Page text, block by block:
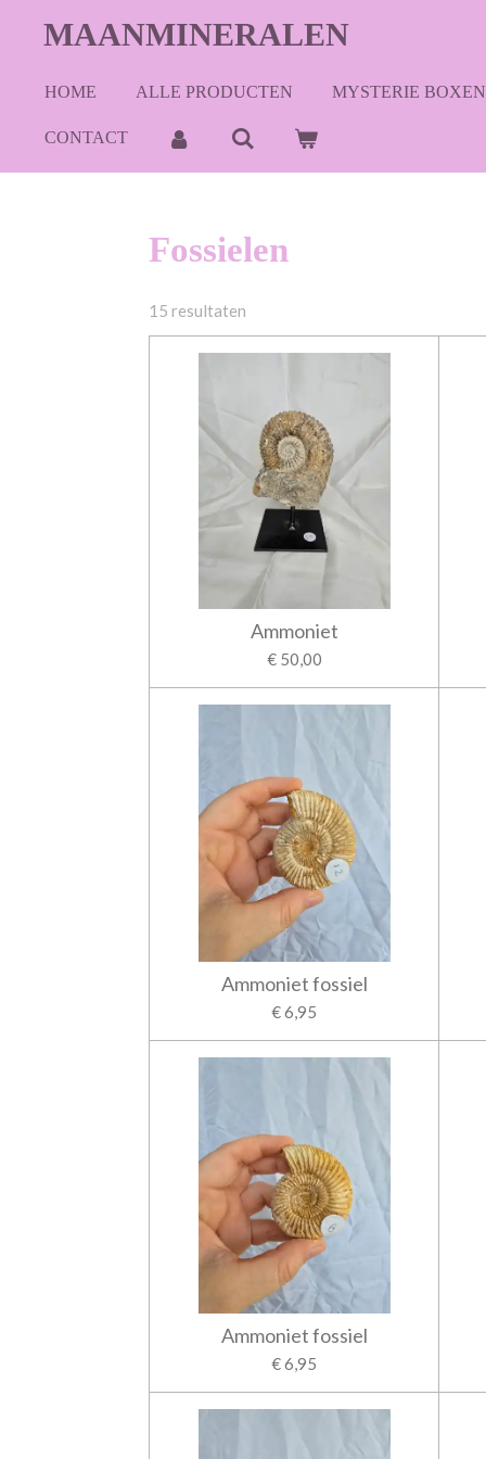
directMAANMINERALEN
HOME ALLE PRODUCTEN MYSTERIE BOXEN
CONTACT
Fossielen
15 resultaten
Ammoniet
€ 50,00
Ammoniet fossiel
€ 6,95
Ammoniet fossiel
€ 6,95